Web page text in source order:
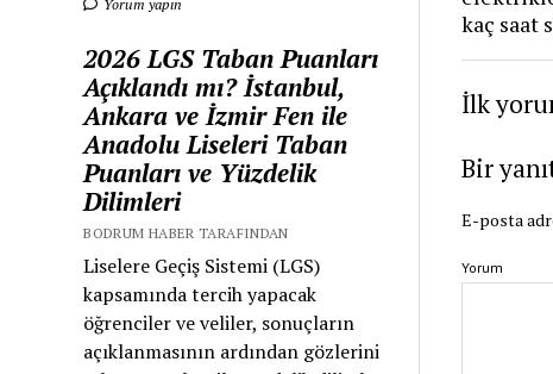
Yorum yapın
2026 LGS Taban Puanları
Açıklandı mı? İstanbul,
Ankara ve İzmir Fen ile
Anadolu Liseleri Taban
Puanları ve Yüzdelik
Dilimleri
BODRUM HABER TARAFINDAN
Liselere Geçiş Sistemi (LGS)
kapsamında tercih yapacak
öğrenciler ve veliler, sonuçların
açıklanmasının ardından gözlerini
kaç saat
İlk
Bir
E-posta
Yorum